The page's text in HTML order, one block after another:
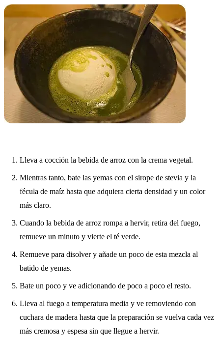
Lleva a cocción la bebida de arroz con la crema vegetal.
Mientras tanto, bate las yemas con el sirope de stevia y la
fécula de maíz hasta que adquiera cierta densidad y un color
más claro.
Cuando la bebida de arroz rompa a hervir, retira del fuego,
remueve un minuto y vierte el té verde.
Remueve para disolver y añade un poco de esta mezcla al
batido de yemas.
Bate un poco y ve adicionando de poco a poco el resto.
Lleva al fuego a temperatura media y ve removiendo con
cuchara de madera hasta que la preparación se vuelva cada vez
más cremosa y espesa sin que llegue a hervir.